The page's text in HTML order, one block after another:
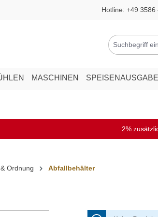
Hotline: +49 3586
MASCHINEN SPEISENAUSGABE
2%
Ordnung Abfallbehälter